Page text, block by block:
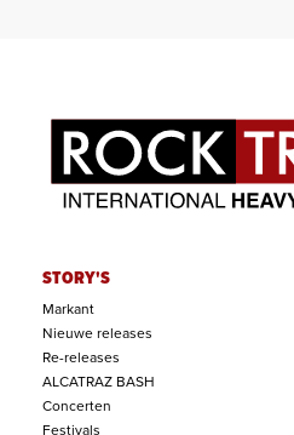
STORY'S
Markant
Nieuwe releases
Re-releases
ALCATRAZ BASH
Concerten
Festivals